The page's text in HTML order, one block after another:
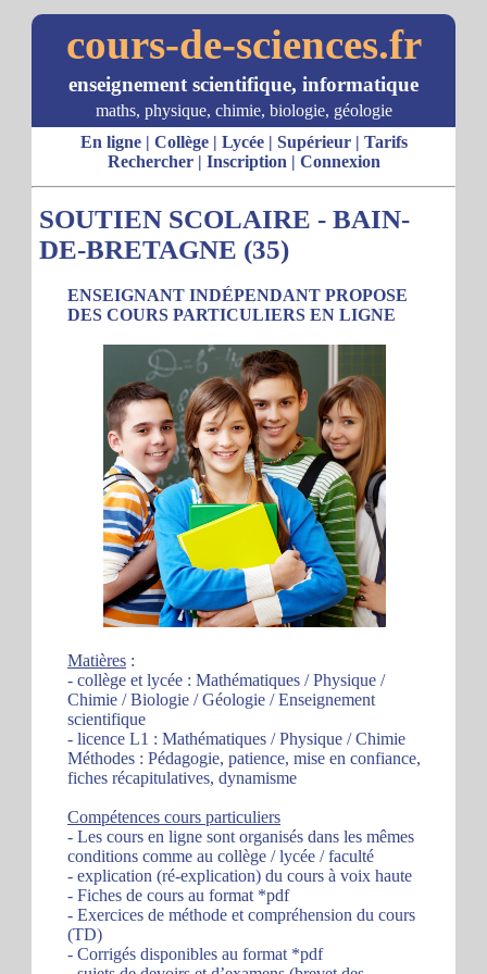
cours-de-sciences.fr
enseignement scientifique, informatique
maths, physique, chimie, biologie, géologie
En ligne| Collège| Lycée| Supérieur| Tarifs
Rechercher| Inscription | Connexion
SOUTIEN SCOLAIRE - BAIN-
DE-BRETAGNE (35)
ENSEIGNANT INDÉPENDANT PROPOSE
DES COURS PARTICULIERS EN LIGNE
Matières :
- collège et lycée : Mathématiques / Physique /
Chimie / Biologie / Géologie / Enseignement
scientifique
- licence L1 : Mathématiques / Physique / Chimie
Méthodes : Pédagogie, patience, mise en confiance,
fiches récapitulatives, dynamisme
Compétences cours particuliers
- Les cours en ligne sont organisés dans les mêmes
conditions comme au collège / lycée / faculté
- explication (ré-explication) du cours à voix haute
- Fiches de cours au format *pdf
- Exercices de méthode et compréhension du cours
(TD)
- Corrigés disponibles au format *pdf